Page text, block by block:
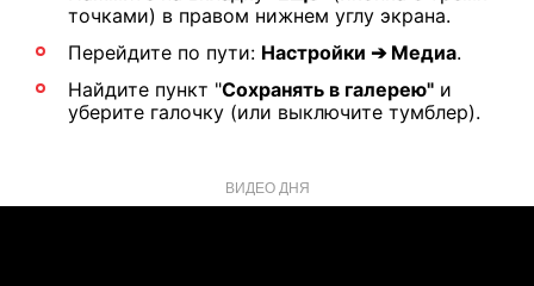
точками) в правом нижнем углу экрана.
Перейдите по пути: Настройки ➔ Медиа.
Найдите пункт "Сохранять в галерею" и
уберите галочку (или выключите тумблер).
ВИДЕО ДНЯ